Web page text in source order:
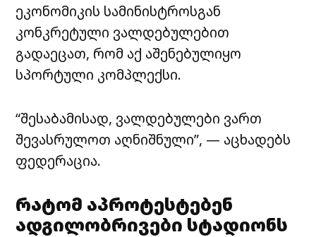
ეკონომიკის სამინისტროსგან
კონკრეტული ვალდებულებით
გადაეცათ, რომ აქ აშენებულიყო
სპორტული კომპლექსი.
“შესაბამისად, ვალდებულები ვართ
შევასრულოთ აღნიშნული”, — აცხადებს
ფედერაცია.
რატომ აპროტესტებენ
ადგილობრივები სტადიონს